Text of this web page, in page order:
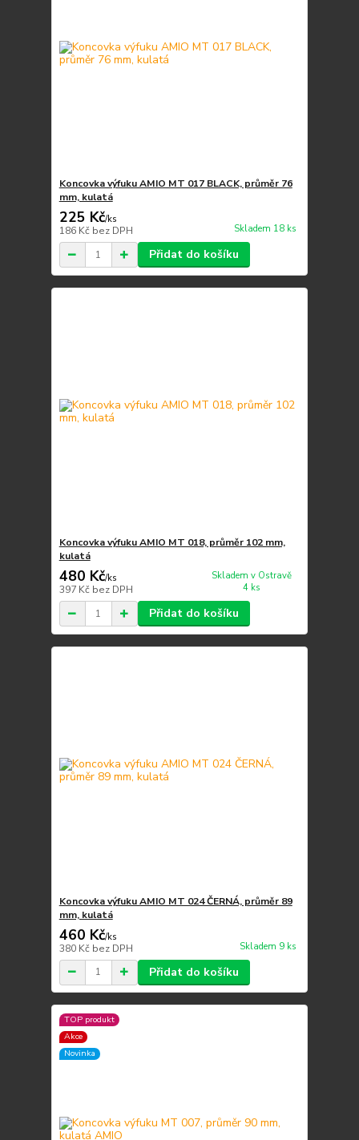
Koncovka výfuku AMIO MT 017 BLACK, průměr 76
mm, kulatá
225 Kč/ks
186 Kč bez DPH Skladem 18 ks
Přidat do košíku
Koncovka výfuku AMIO MT 018, průměr 102 mm,
kulatá
480 Kč/ks
397 Kč bez DPH
Skladem v Ostravě
4 ks
Přidat do košíku
Koncovka výfuku AMIO MT 024 ČERNÁ, průměr 89
mm, kulatá
460 Kč/ks
380 Kč bez DPH Skladem 9 ks
Přidat do košíku
TOP produkt
Akce
Novinka